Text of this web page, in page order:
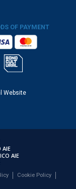
OF PAYMENT
Website
AIE
AIE
Cookie Policy